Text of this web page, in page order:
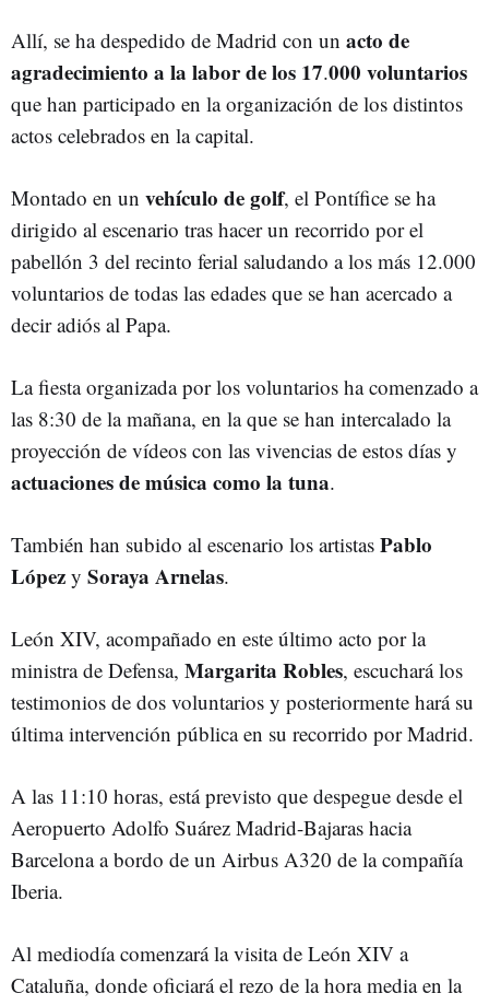
Allí, se ha despedido de Madrid con un acto de
agradecimiento a la labor de los 17.000 voluntarios
que han participado en la organización de los distintos
actos celebrados en la capital.
Montado en un vehículo de golf, el Pontífice se ha
dirigido al escenario tras hacer un recorrido por el
pabellón 3 del recinto ferial saludando a los más 12.000
voluntarios de todas las edades que se han acercado a
decir adiós al Papa.
La fiesta organizada por los voluntarios ha comenzado a
las 8:30 de la mañana, en la que se han intercalado la
proyección de vídeos con las vivencias de estos días y
actuaciones de música como la tuna.
También han subido al escenario los artistas Pablo
López y Soraya Arnelas.
León XIV, acompañado en este último acto por la
ministra de Defensa, Margarita Robles, escuchará los
testimonios de dos voluntarios y posteriormente hará su
última intervención pública en su recorrido por Madrid.
A las 11:10 horas, está previsto que despegue desde el
Aeropuerto Adolfo Suárez Madrid-Bajaras hacia
Barcelona a bordo de un Airbus A320 de la compañía
Iberia.
Al mediodía comenzará la visita de León XIV a
Cataluña, donde oficiará el rezo de la hora media en la